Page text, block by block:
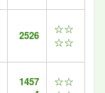
2526
☆☆
☆☆
1457
☆☆